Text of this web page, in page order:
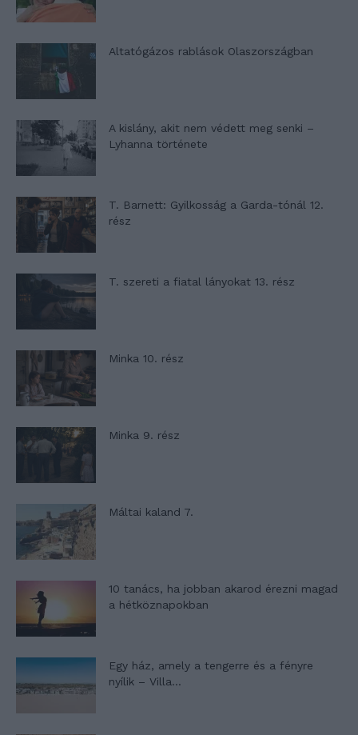
Altatógázos rablások Olaszországban
A kislány, akit nem védett meg senki –
Lyhanna története
T. Barnett: Gyilkosság a Garda-tónál 12.
rész
T. szereti a fiatal lányokat 13. rész
Minka 10. rész
Minka 9. rész
Máltai kaland 7.
10 tanács, ha jobban akarod érezni magad
a hétköznapokban
Egy ház, amely a tengerre és a fényre
nyílik – Villa...